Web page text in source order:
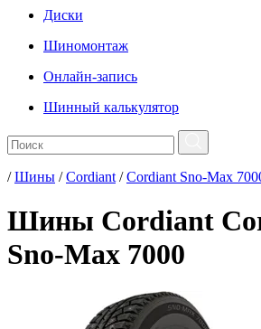
Диски
Шиномонтаж
Онлайн-запись
Шинный калькулятор
/Шины /Cordiant /Cordiant Sno-Max
Шины Cordiant
Sno-Max 7000